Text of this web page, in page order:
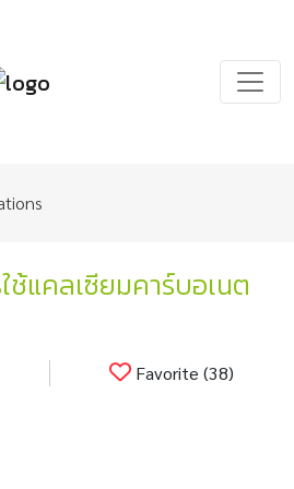
แคลเซียมคาร์บอเนต
Favorite (38)